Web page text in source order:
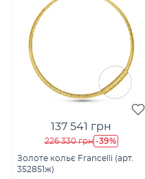
137 541 грн
226 330 грн -39%
Золоте кольє Francelli (арт.
352851ж)